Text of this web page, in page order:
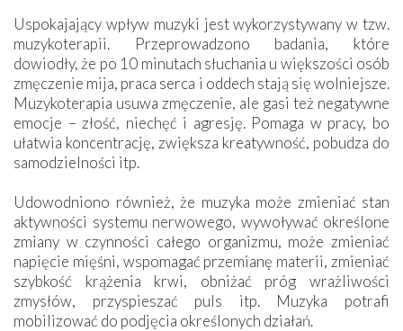
Uspokajający wpływ muzyki jest wykorzystywany w tzw.
muzykoterapii. Przeprowadzono badania, które
dowiodły, że po 10 minutach słuchania u większości osób
zmęczenie mija, praca serca i oddech stają się wolniejsze.
Muzykoterapia usuwa zmęczenie, ale gasi też negatywne
emocje – złość, niechęć i agresję. Pomaga w pracy, bo
ułatwia koncentrację, zwiększa kreatywność, pobudza do
samodzielności itp.
Udowodniono również, że muzyka może zmieniać stan
aktywności systemu nerwowego, wywoływać określone
zmiany w czynności całego organizmu, może zmieniać
napięcie mięśni, wspomagać przemianę materii, zmieniać
szybkość krążenia krwi, obniżać próg wrażliwości
zmysłów, przyspieszać puls itp. Muzyka potrafi
mobilizować do podjęcia określonych działań.